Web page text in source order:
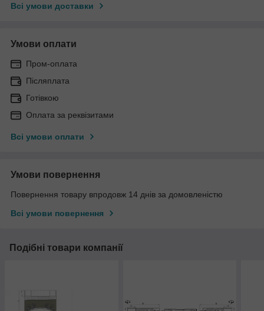
Всі умови доставки
Умови оплати
Пром-оплата
Післяплата
Готівкою
Оплата за реквізитами
Всі умови оплати
Умови повернення
Повернення товару впродовж 14 днів за домовленістю
Всі умови повернення
Подібні товари компанії